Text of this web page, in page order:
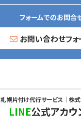
フォームでのお問合
お問い合わせフォ
札幌片付け代行サービス｜株
LINE公式アカウ